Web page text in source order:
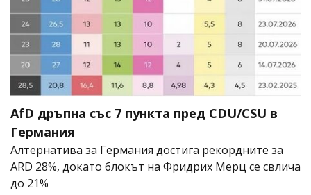
AfD дръпна със 7 пункта пред CDU/CSU в
Германия
Алтернатива за Германия достига рекордните за
ARD 28%, докато блокът на Фридрих Мерц се свлича
до 21%